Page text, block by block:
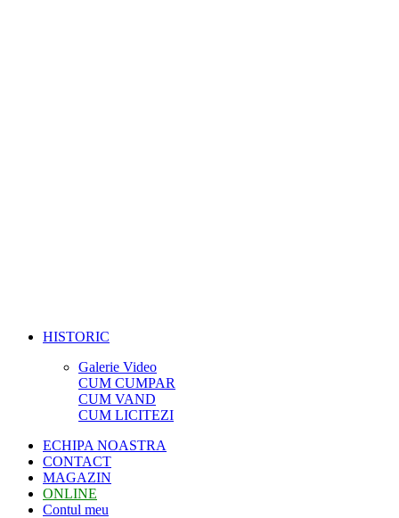
HISTORIC
Galerie Video
CUM CUMPAR
CUM VAND
CUM LICITEZI
ECHIPA NOASTRA
CONTACT
MAGAZIN
ONLINE
Contul meu